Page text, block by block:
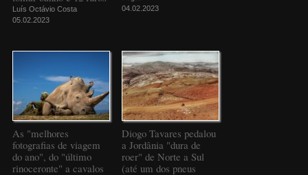
Luís Octávio Costa
05.02.2023
04.02.2023
As "melhores
fotografias de viagem
do ano", do "último
rinoceronte" a cavalos
Diogo Tavares pedalou
a Jordânia "dura de
roer" de Norte a Sul
(até um dos pneus